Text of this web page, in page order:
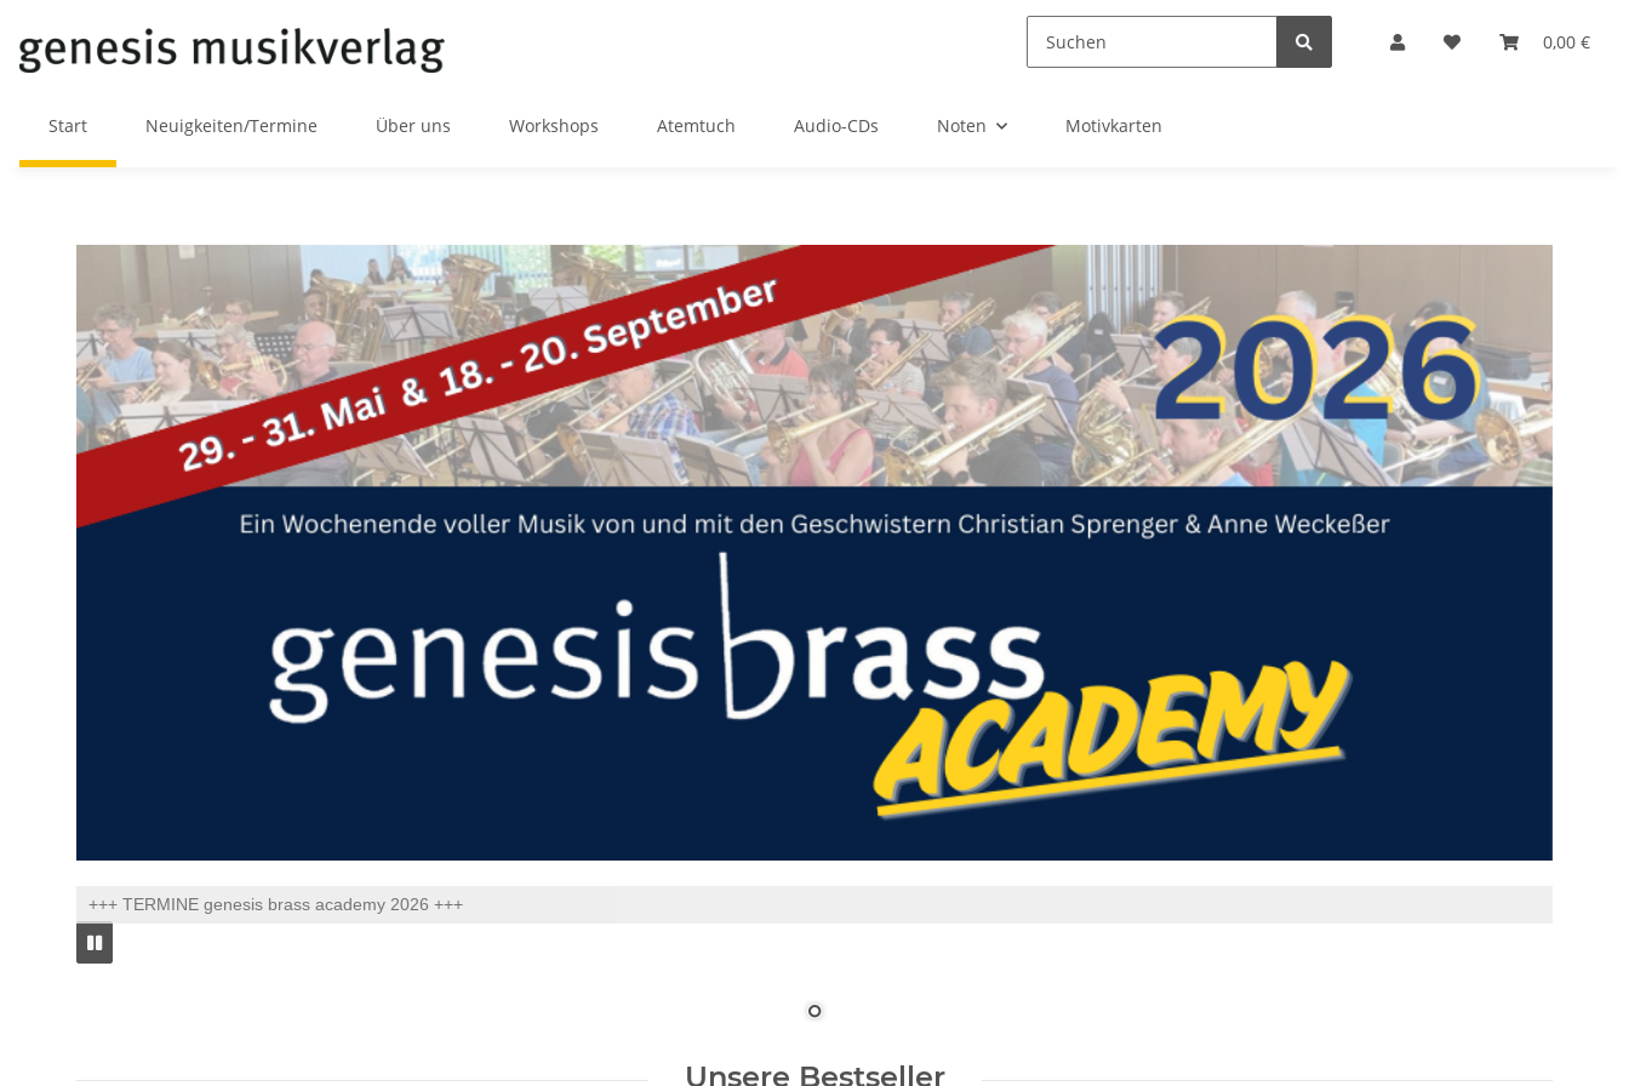
0,00 €
Atemtuch Audio-CDs Noten Motivkarten
Start Neuigkeiten/Termine Über uns Workshops
+++ TERMINE genesis brass academy 2026 +++
Unsere Bestseller